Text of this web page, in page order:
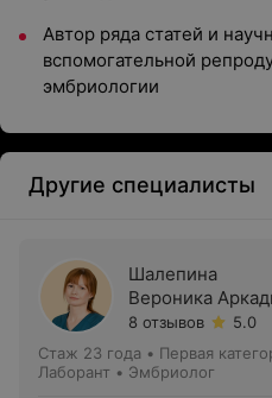
Автор ряда статей и
вспомогательной
эмбриологии
Другие специалисты
Шалепина
Вероника
8 отзывов
5.0
Стаж 23 года • Первая
Лаборант • Эмбриолог